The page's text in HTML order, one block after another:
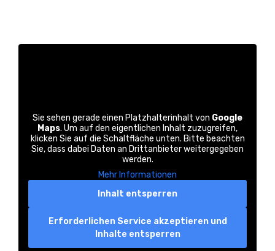
Sie sehen gerade einen Platzhalterinhalt von Google
Maps. Um auf den eigentlichen Inhalt zuzugreifen,
klicken Sie auf die Schaltfläche unten. Bitte beachten
Sie, dass dabei Daten an Drittanbieter weitergegeben
werden.
Mehr Informationen
Inhalt entsperren
Erforderlichen Service akzeptieren und
Inhalte entsperren